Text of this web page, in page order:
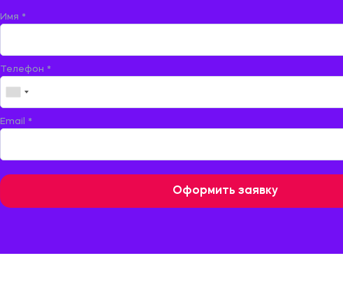
Имя *
Телефон *
Email *